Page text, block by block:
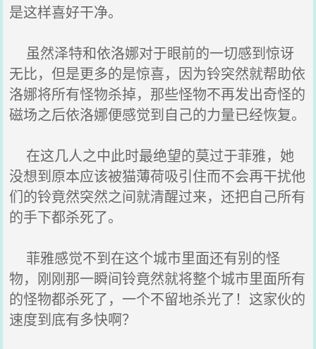
是这样喜好干净。
虽然泽特和依洛娜对于眼前的一切感到惊讶
无比，但是更多的是惊喜，因为铃突然就帮助依
洛娜将所有怪物杀掉，那些怪物不再发出奇怪的
磁场之后依洛娜便感觉到自己的力量已经恢复。
在这几人之中此时最绝望的莫过于菲雅，她
没想到原本应该被猫薄荷吸引住而不会再干扰他
们的铃竟然突然之间就清醒过来，还把自己所有
的手下都杀死了。
菲雅感觉不到在这个城市里面还有别的怪
物，刚刚那一瞬间铃竟然就将整个城市里面所有
的怪物都杀死了，一个不留地杀光了！这家伙的
速度到底有多快啊？